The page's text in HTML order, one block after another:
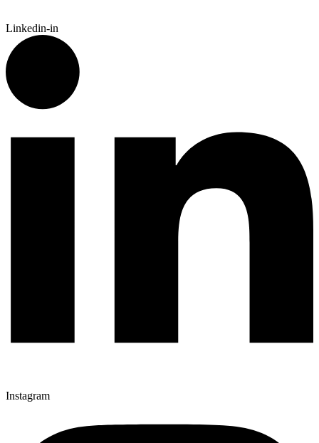
Linkedin-in
Instagram